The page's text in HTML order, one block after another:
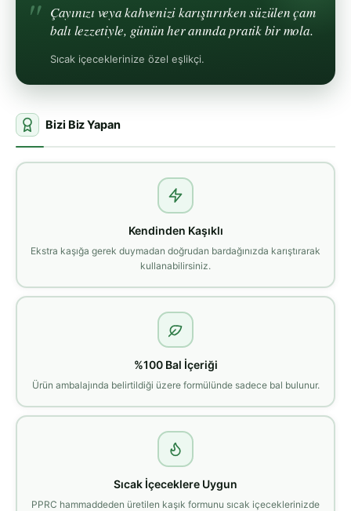
Çayınızı veya kahvenizi karıştırırken süzülen çam
balı lezzetiyle, günün her anında pratik bir mola.
Sıcak içeceklerinize özel eşlikçi.
Bizi Biz Yapan
Kendinden Kaşıklı
Ekstra kaşığa gerek duymadan doğrudan bardağınızda karıştırarak
kullanabilirsiniz.
%100 Bal İçeriği
Ürün ambalajında belirtildiği üzere formülünde sadece bal bulunur.
Sıcak İçeceklere Uygun
PPRC hammaddeden üretilen kaşık formunu sıcak içeceklerinizde